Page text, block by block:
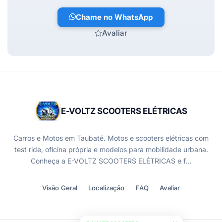
Chame no WhatsApp
Avaliar
E-VOLTZ SCOOTERS ELÉTRICAS
Carros e Motos em Taubaté. Motos e scooters elétricas com
test ride, oficina própria e modelos para mobilidade urbana.
Conheça a E-VOLTZ SCOOTERS ELÉTRICAS e f…
Visão Geral Localização FAQ Avaliar